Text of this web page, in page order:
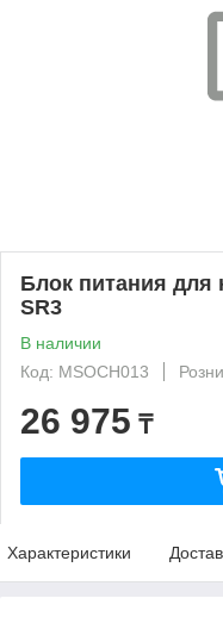
Блок питания для
SR3
В наличии
Код: MSOCH013
26 975 ₸
Характеристики